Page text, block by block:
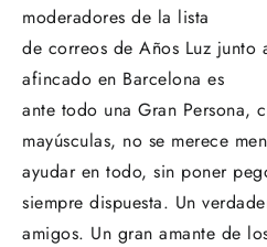
moderadores de la lista
de correos de Años Luz junto
afincado en Barcelona es
ante todo una Gran Persona,
mayúsculas, no se merece
ayudar en todo, sin poner
siempre dispuesta. Un
amigos. Un gran amante de